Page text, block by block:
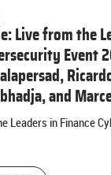
Live from the
Event
and
Leaders in Finance